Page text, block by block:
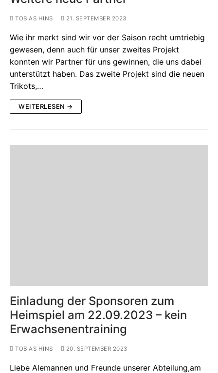
TOBIAS HINS 21. SEPTEMBER 2023
Wie ihr merkt sind wir vor der Saison recht umtriebig
gewesen, denn auch für unser zweites Projekt
konnten wir Partner für uns gewinnen, die uns dabei
unterstützt haben. Das zweite Projekt sind die neuen
Trikots,…
WEITERLESEN →
Einladung der Sponsoren zum
Heimspiel am 22.09.2023 – kein
Erwachsenentraining
TOBIAS HINS 20. SEPTEMBER 2023
Liebe Alemannen und Freunde unserer Abteilung,am